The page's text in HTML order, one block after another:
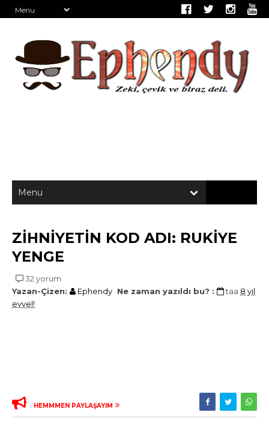
ZİHNİYETİN KOD ADI: RUKİYE
YENGE
32 yorum
Yazan-Çizen:
Ephendy Ne zaman yazıldı bu? : taa 8 yıl
evvel!
HEMMMEN PAYLAŞAYIM